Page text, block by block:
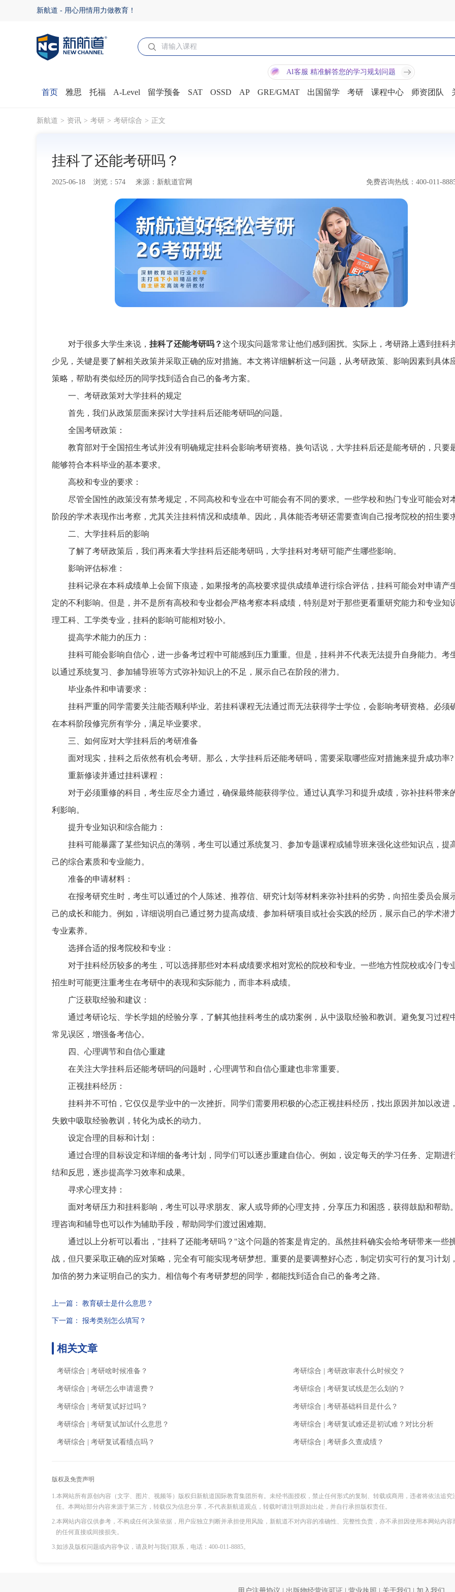
新航道 - 用心用情用力做教育！
AI客服 精准解答您的学习规划问题
短信验证码登录 账号密码登录
手机号:
手机号:
我已阅读并同意《用户服务条款及隐私政策》
首页 雅思 托福 A-Level 留学预备 SAT OSSD AP GRE/GMAT 出国留学 考研 课程中心 师资团队
新航道 资讯 考研 考研综合 正文
挂科了还能考研吗？
2025-06-18 浏览：574 来源：新航道官网 免费咨询热线：400-011-
对于很多大学生来说， 挂科了还能考研吗？这个现实问题常常让他们感到困扰。实际上，考研路上遇到挂科
少见，关键是要了解相关政策并采取正确的应对措施。本文将详细解析这一问题，从考研政策、影响因素到具体
策略，帮助有类似经历的同学找到适合自己的备考方案。
一、考研政策对大学挂科的规定
首先，我们从政策层面来探讨大学挂科后还能考研吗的问题。
全国考研政策：
教育部对于全国招生考试并没有明确规定挂科会影响考研资格。换句话说，大学挂科后还是能考研的，只要
能够符合本科毕业的基本要求。
高校和专业的要求：
尽管全国性的政策没有禁考规定，不同高校和专业在中可能会有不同的要求。一些学校和热门专业可能会对
阶段的学术表现作出考察，尤其关注挂科情况和成绩单。因此，具体能否考研还需要查询自己报考院校的招生要
二、大学挂科后的影响
了解了考研政策后，我们再来看大学挂科后还能考研吗，大学挂科对考研可能产生哪些影响。
影响评估标准：
挂科记录在本科成绩单上会留下痕迹，如果报考的高校要求提供成绩单进行综合评估，挂科可能会对申请产
定的不利影响。但是，并不是所有高校和专业都会严格考察本科成绩，特别是对于那些更看重研究能力和专业知
理工科、工学类专业，挂科的影响可能相对较小。
提高学术能力的压力：
挂科可能会影响自信心，进一步备考过程中可能感到压力重重。但是，挂科并不代表无法提升自身能力。考
以通过系统复习、参加辅导班等方式弥补知识上的不足，展示自己在阶段的潜力。
毕业条件和申请要求：
挂科严重的同学需要关注能否顺利毕业。若挂科课程无法通过而无法获得学士学位，会影响考研资格。必须
在本科阶段修完所有学分，满足毕业要求。
三、如何应对大学挂科后的考研准备
面对现实，挂科之后依然有机会考研。那么，大学挂科后还能考研吗，需要采取哪些应对措施来提升成功率?
重新修读并通过挂科课程：
对于必须重修的科目，考生应尽全力通过，确保最终能获得学位。通过认真学习和提升成绩，弥补挂科带来
利影响。
提升专业知识和综合能力：
挂科可能暴露了某些知识点的薄弱，考生可以通过系统复习、参加专题课程或辅导班来强化这些知识点，提
己的综合素质和专业能力。
准备的申请材料：
在报考研究生时，考生可以通过的个人陈述、推荐信、研究计划等材料来弥补挂科的劣势，向招生委员会展
己的成长和能力。例如，详细说明自己通过努力提高成绩、参加科研项目或社会实践的经历，展示自己的学术潜
专业素养。
选择合适的报考院校和专业：
对于挂科经历较多的考生，可以选择那些对本科成绩要求相对宽松的院校和专业。一些地方性院校或冷门专
招生时可能更注重考生在考研中的表现和实际能力，而非本科成绩。
广泛获取经验和建议：
通过考研论坛、学长学姐的经验分享，了解其他挂科考生的成功案例，从中汲取经验和教训。避免复习过程
常见误区，增强备考信心。
四、心理调节和自信心重建
在关注大学挂科后还能考研吗的问题时，心理调节和自信心重建也非常重要。
正视挂科经历：
挂科并不可怕，它仅仅是学业中的一次挫折。同学们需要用积极的心态正视挂科经历，找出原因并加以改进
失败中吸取经验教训，转化为成长的动力。
设定合理的目标和计划：
通过合理的目标设定和详细的备考计划，同学们可以逐步重建自信心。例如，设定每天的学习任务、定期进
结和反思，逐步提高学习效率和成果。
寻求心理支持：
面对考研压力和挂科影响，考生可以寻求朋友、家人或导师的心理支持，分享压力和困惑，获得鼓励和帮助
理咨询和辅导也可以作为辅助手段，帮助同学们渡过困难期。
通过以上分析可以看出，"挂科了还能考研吗？"这个问题的答案是肯定的。虽然挂科确实会给考研带来一些
战，但只要采取正确的应对策略，完全有可能实现考研梦想。重要的是要调整好心态，制定切实可行的复习计划
加倍的努力来证明自己的实力。相信每个有考研梦想的同学，都能找到适合自己的备考之路。
上一篇： 教育硕士是什么意思？
下一篇： 报考类别怎么填写？
相关文章
考研综合 考研啥时候准备？ 考研综合 考研政审表什么时候交？
考研综合 考研怎么申请退费？ 考研综合 考研复试线是怎么划的？
考研综合 考研复试好过吗？ 考研综合 考研基础科目是什么？
考研综合 考研复试加试什么意思？ 考研综合 考研复试难还是初试难？对比分析
考研综合 考研复试看绩点吗？ 考研综合 考研多久查成绩？
版权及免责声明
1.本网站所有原创内容（文字、图片、视频等）版权归新航道国际教育集团所有。未经书面授权，禁止任何形式的复制、转载或商用，违者将依法追究
任。本网站部分内容来源于第三方，转载仅为信息分享，不代表新航道观点，转载时请注明原始出处，并自行承担版权责任。
2.本网站内容仅供参考，不构成任何决策依据，用户应独立判断并承担使用风险，新航道不对内容的准确性、完整性负责，亦不承担因使用本网站内容
的任何直接或间接损失。
3.如涉及版权问题或内容争议，请及时与我们联系，电话：400-011-8885。